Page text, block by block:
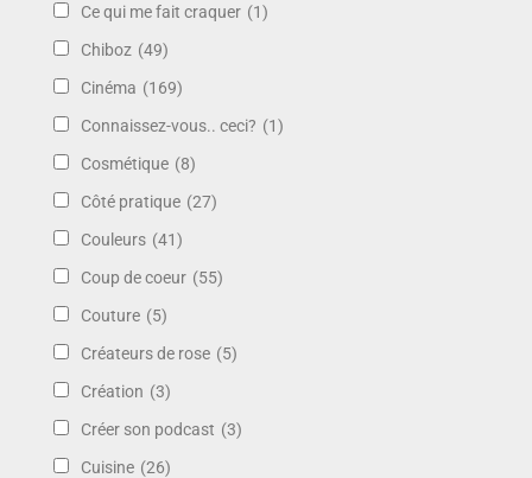
Ce qui me fait craquer (1)
Chiboz (49)
Cinéma (169)
Connaissez-vous.. ceci? (1)
Cosmétique (8)
Côté pratique (27)
Couleurs (41)
Coup de coeur (55)
Couture (5)
Créateurs de rose (5)
Création (3)
Créer son podcast (3)
Cuisine (26)